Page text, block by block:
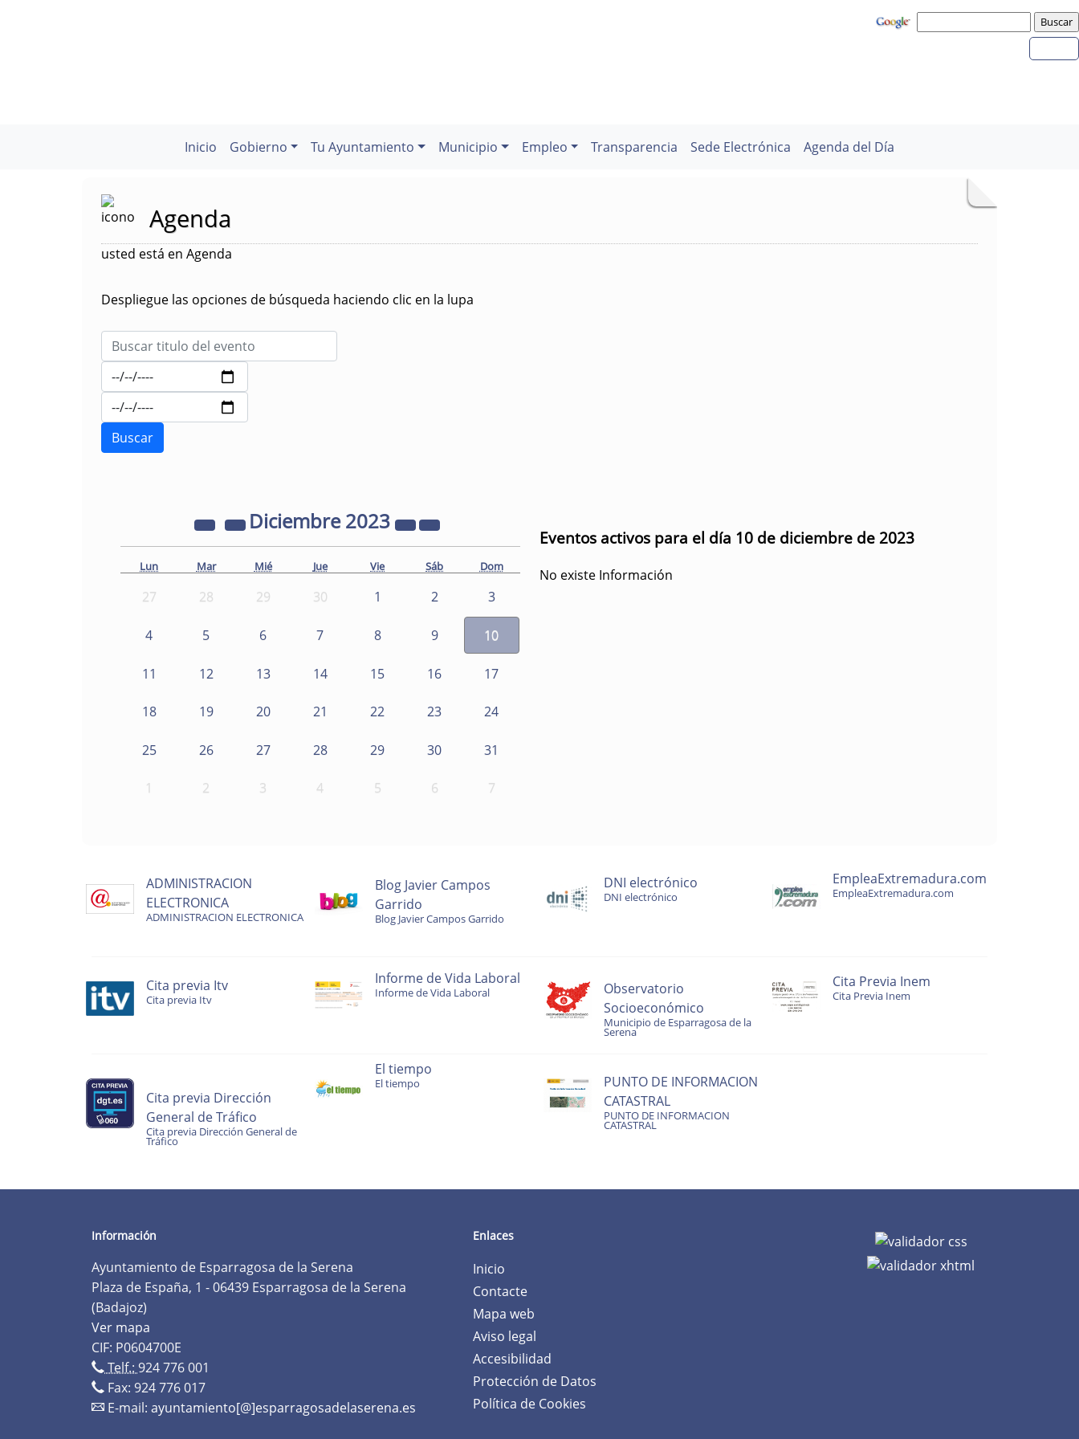
Inicio Gobierno Tu Ayuntamiento Municipio Empleo Transparencia Sede Electrónica Agenda del Día
Agenda
usted está en Agenda
Despliegue las opciones de búsqueda haciendo clic en la lupa
Diciembre2023
Lun Mar Mié Jue Vie Sáb Dom
27 28 29 30 1 2 3
4 5 6 7 8 9 10
11 12 13 14 15 16 17
18 19 20 21 22 23 24
25 26 27 28 29 30 31
1 2 3 4 5 6 7
Eventos activos para el día 10 de diciembre de 2023
No existe Información
ADMINISTRACION
ELECTRONICA
ADMINISTRACION ELECTRONICA
Blog Javier Campos
Garrido
Blog Javier Campos Garrido
DNI electrónico
DNI electrónico
EmpleaExtremadura.com
EmpleaExtremadura.com
Cita previa Itv
Cita previa Itv
Informe de Vida Laboral
Informe de Vida Laboral
Observatorio
Socioeconómico
Municipio de Esparragosa de la
Serena
Cita Previa Inem
Cita Previa Inem
Cita previa Dirección
General de Tráfico
Cita previa Dirección General de
Tráfico
El tiempo
El tiempo
PUNTO DE INFORMACION
CATASTRAL
PUNTO DE INFORMACION
CATASTRAL
Información
Ayuntamiento de Esparragosa de la Serena
Plaza de España, 1 - 06439 Esparragosa de la Serena
(Badajoz)
Ver mapa
CIF: P0604700E
Telf.: 924 776 001
Fax: 924 776 017
E-mail: ayuntamiento[@]esparragosadelaserena.es
Enlaces
Inicio
Contacte
Mapa web
Aviso legal
Accesibilidad
Protección de Datos
Política de Cookies